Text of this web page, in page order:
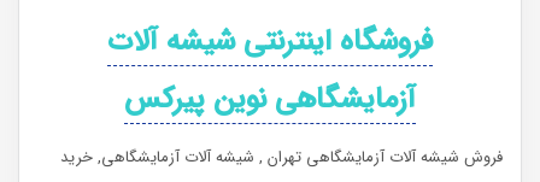
فروشگاه اینترنتی شیشه آلات
آزمایشگاهی نوین پیرکس
فروش شیشه آلات آزمایشگاهی تهران , شیشه آلات آزمایشگاهی, خرید